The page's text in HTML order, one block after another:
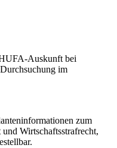
Auskunft bei
im
zum
Wirtschaftsstrafrecht,